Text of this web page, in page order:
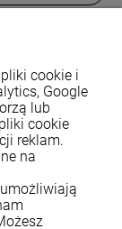
cookie i
Google
lub
cookie
reklam.
na